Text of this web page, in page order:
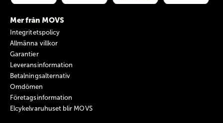
Mer från MOVS
Integritetspolicy
Allmänna villkor
Garantier
Leveransinformation
Betalningsalternativ
Omdömen
Företagsinformation
Elcykelvaruhuset blir MOVS